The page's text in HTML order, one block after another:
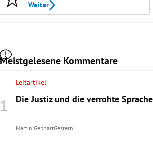
Weiter
Meistgelesene Kommentare
Leitartikel
Die Justiz und die verrohte Sprache
Martin GebhartGestern